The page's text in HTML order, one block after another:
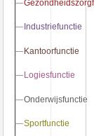
Industriefunctie
Industriefunctie
Kantoorfunctie
Kantoorfunctie
Logiesfunctie
Logiesfunctie
Onderwijsfunctie
Onderwijsfunctie
Sportfunctie
Sportfunctie